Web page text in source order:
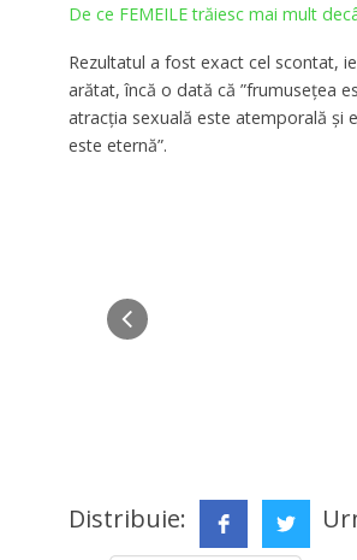
De ce FEMEILE trăiesc mai mult
Rezultatul a fost exact cel scontat,
arătat, încă o dată că ”frumuseţea
atracţia sexuală este atemporală şi
este eternă”.
Distribuie: